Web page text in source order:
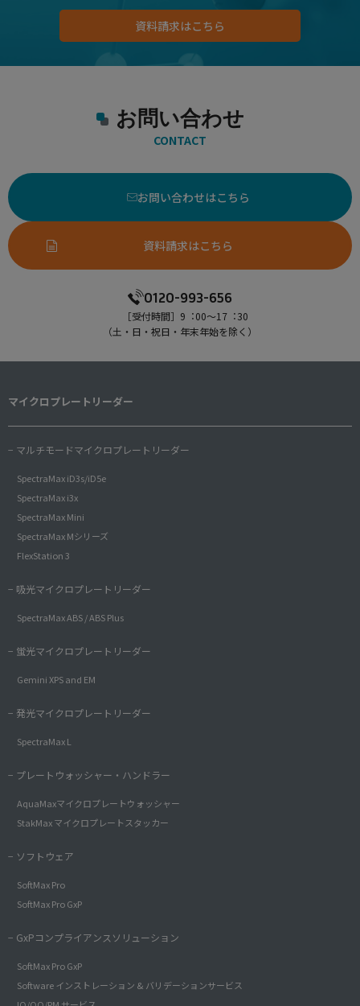
資料請求はこちら
お問い合わせ
CONTACT
お問い合わせはこちら
資料請求はこちら
0120-993-656
［受付時間］9︓00〜17︓30
（⼟・⽇・祝⽇・年末年始を除く）
マイクロプレートリーダー
− マルチモードマイクロプレートリーダー
SpectraMax iD3s/iD5e
SpectraMax i3x
SpectraMax Mini
SpectraMax Mシリーズ
FlexStation 3
− 吸光マイクロプレートリーダー
SpectraMax ABS / ABS Plus
− 蛍光マイクロプレートリーダー
Gemini XPS and EM
− 発光マイクロプレートリーダー
SpectraMax L
− プレートウォッシャー・ハンドラー
AquaMaxマイクロプレートウォッシャー
StakMax マイクロプレートスタッカー
− ソフトウェア
SoftMax Pro
SoftMax Pro GxP
− GxPコンプライアンスソリューション
SoftMax Pro GxP
Software インストレーション & バリデーションサービス